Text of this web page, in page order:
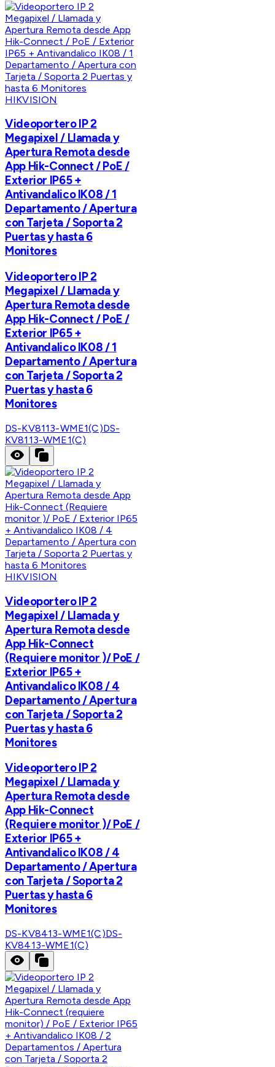
HIKVISION
Videoportero IP 2
Megapixel / Llamada y
Apertura Remota desde
App Hik-Connect / PoE /
Exterior IP65 +
Antivandalico IK08 / 1
Departamento / Apertura
con Tarjeta / Soporta 2
Puertas y hasta 6
Monitores
Videoportero IP 2
Megapixel / Llamada y
Apertura Remota desde
App Hik-Connect / PoE /
Exterior IP65 +
Antivandalico IK08 / 1
Departamento / Apertura
con Tarjeta / Soporta 2
Puertas y hasta 6
Monitores
DS-KV8113-WME1(C)DS-
KV8113-WME1(C)
HIKVISION
Videoportero IP 2
Megapixel / Llamada y
Apertura Remota desde
App Hik-Connect
(Requiere monitor )/ PoE /
Exterior IP65 +
Antivandalico IK08 / 4
Departamento / Apertura
con Tarjeta / Soporta 2
Puertas y hasta 6
Monitores
Videoportero IP 2
Megapixel / Llamada y
Apertura Remota desde
App Hik-Connect
(Requiere monitor )/ PoE /
Exterior IP65 +
Antivandalico IK08 / 4
Departamento / Apertura
con Tarjeta / Soporta 2
Puertas y hasta 6
Monitores
DS-KV8413-WME1(C)DS-
KV8413-WME1(C)